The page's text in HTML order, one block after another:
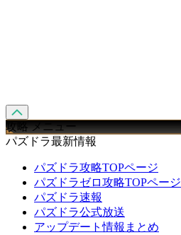
攻略 メニュー
パズドラ最新情報
パズドラ攻略TOPページ
パズドラゼロ攻略TOPページ
パズドラ速報
パズドラ公式放送
アップデート情報まとめ